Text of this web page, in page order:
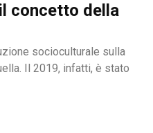
concetto della
socioculturale sulla
Il 2019, infatti, è stato